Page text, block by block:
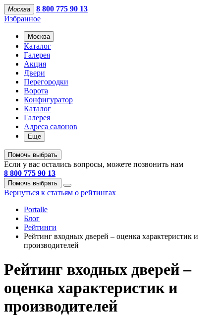
Москва
8 800 775 90 13
Избранное
Москва
Каталог
Галерея
Акция
Двери
Перегородки
Ворота
Конфигуратор
Каталог
Галерея
Адреса салонов
Еще
Помочь выбрать
Если у вас остались вопросы, можете позвонить нам
8 800 775 90 13
Помочь выбрать
Вернуться к статьям о рейтингах
Portalle
Блог
Рейтинги
Рейтинг входных дверей – оценка характеристик и
производителей
Рейтинг входных дверей –
оценка характеристик и
производителей